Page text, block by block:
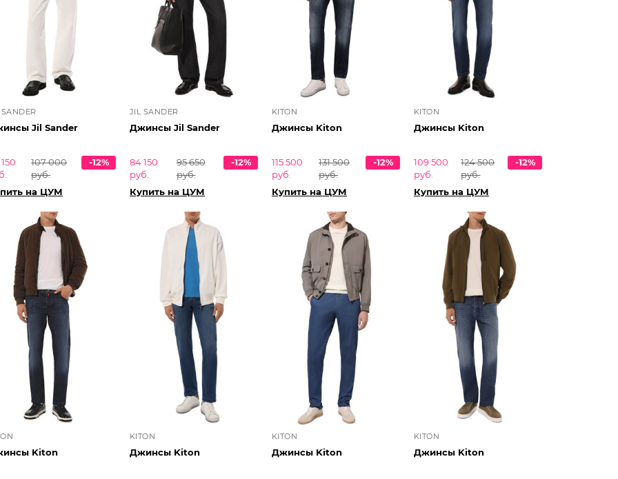
Jil Sander
107 000
руб.
-12%
на ЦУМ
JIL SANDER
Джинсы Jil Sander
84 150
руб.
95 650
руб.
-12%
Купить на ЦУМ
KITON
Джинсы Kiton
115 500
руб.
131 500
руб.
-12%
Купить на ЦУМ
KITON
Джинсы Kiton
109 500
руб.
124 500
руб.
-12%
Купить на ЦУМ
Kiton
KITON
Джинсы Kiton
KITON
Джинсы Kiton
KITON
Джинсы Kiton